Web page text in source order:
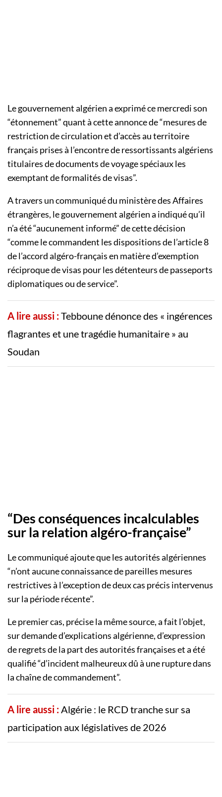
Le gouvernement algérien a exprimé ce mercredi son
“étonnement” quant à cette annonce de “mesures de
restriction de circulation et d’accès au territoire
français prises à l’encontre de ressortissants algériens
titulaires de documents de voyage spéciaux les
exemptant de formalités de visas”.
A travers un communiqué du ministère des Affaires
étrangères, le gouvernement algérien a indiqué qu’il
n’a été “aucunement informé” de cette décision
“comme le commandent les dispositions de l’article 8
de l’accord algéro-français en matière d’exemption
réciproque de visas pour les détenteurs de passeports
diplomatiques ou de service”.
A lire aussi :Tebboune dénonce des « ingérences
flagrantes et une tragédie humanitaire » au
Soudan
“Des conséquences incalculables
sur la relation algéro-française”
Le communiqué ajoute que les autorités algériennes
“n’ont aucune connaissance de pareilles mesures
restrictives à l’exception de deux cas précis intervenus
sur la période récente”.
Le premier cas, précise la même source, a fait l’objet,
sur demande d’explications algérienne, d’expression
de regrets de la part des autorités françaises et a été
qualifié “d’incident malheureux dû à une rupture dans
la chaîne de commandement”.
A lire aussi :Algérie : le RCD tranche sur sa
participation aux législatives de 2026